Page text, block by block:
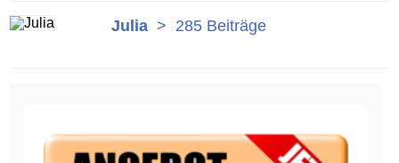
Julia > 285 Beiträge